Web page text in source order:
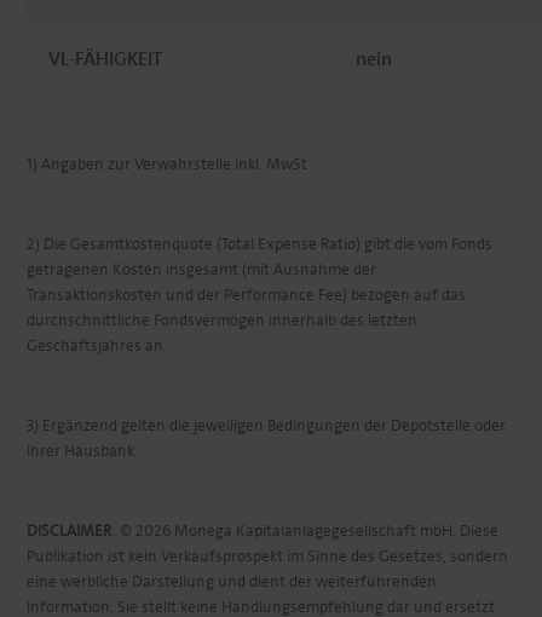
VL-FÄHIGKEIT nein
1) Angaben zur Verwahrstelle inkl. MwSt
2) Die Gesamtkostenquote (Total Expense Ratio) gibt die vom Fonds
getragenen Kosten insgesamt (mit Ausnahme der
Transaktionskosten und der Performance Fee) bezogen auf das
durchschnittliche Fondsvermögen innerhalb des letzten
Geschäftsjahres an.
3) Ergänzend gelten die jeweiligen Bedingungen der Depotstelle oder
Ihrer Hausbank.
DISCLAIMER : © 2026 Monega Kapitalanlagegesellschaft mbH. Diese
Publikation ist kein Verkaufsprospekt im Sinne des Gesetzes, sondern
eine werbliche Darstellung und dient der weiterführenden
Information. Sie stellt keine Handlungsempfehlung dar und ersetzt